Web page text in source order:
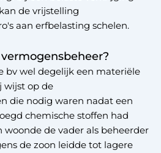
de vrijstelling
aan erfbelasting schelen.
bv wel degelijk een materiële
wijst op de
die nodig waren nadat een
chemische stoffen had
woonde de vader als beheerder
de zoon leidde tot lagere